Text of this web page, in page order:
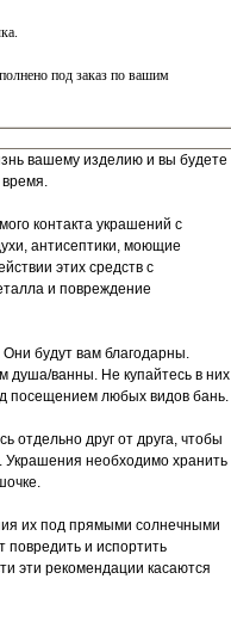
под заказ по вашим
вашему изделию и вы будете
контакта украшений с
антисептики, моющие
этих средств с
и повреждение
будут вам благодарны.
ванны. Не купайтесь в них
посещением любых видов бань.
отдельно друг от друга, чтобы
необходимо хранить
их под прямыми солнечными
повредить и испортить
эти рекомендации касаются